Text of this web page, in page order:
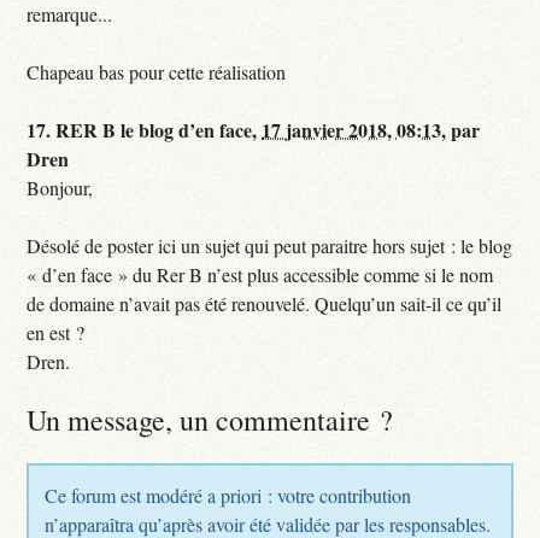
remarque...
Chapeau bas pour cette réalisation
17.RER B le blog d’en face, 17 janvier 2018, 08:13,par
Dren
Bonjour,
Désolé de poster ici un sujet qui peut paraitre hors sujet : le blog
« d’en face » du Rer B n’est plus accessible comme si le nom
de domaine n’avait pas été renouvelé. Quelqu’un sait-il ce qu’il
en est ?
Dren.
Un message, un commentaire ?
Ce forum est modéré a priori : votre contribution
n’apparaîtra qu’après avoir été validée par les responsables.